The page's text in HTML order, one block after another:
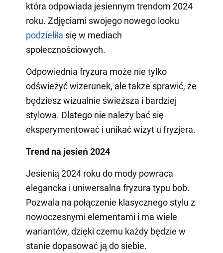
która odpowiada jesiennym trendom 2024
roku. Zdjęciami swojego nowego looku
podzieliła się w mediach
społecznościowych.
Odpowiednia fryzura może nie tylko
odświeżyć wizerunek, ale także sprawić, że
będziesz wizualnie świeższa i bardziej
stylowa. Dlatego nie należy bać się
eksperymentować i unikać wizyt u fryzjera.
Trend na jesień 2024
Jesienią 2024 roku do mody powraca
elegancka i uniwersalna fryzura typu bob.
Pozwala na połączenie klasycznego stylu z
nowoczesnymi elementami i ma wiele
wariantów, dzięki czemu każdy będzie w
stanie dopasować ją do siebie.